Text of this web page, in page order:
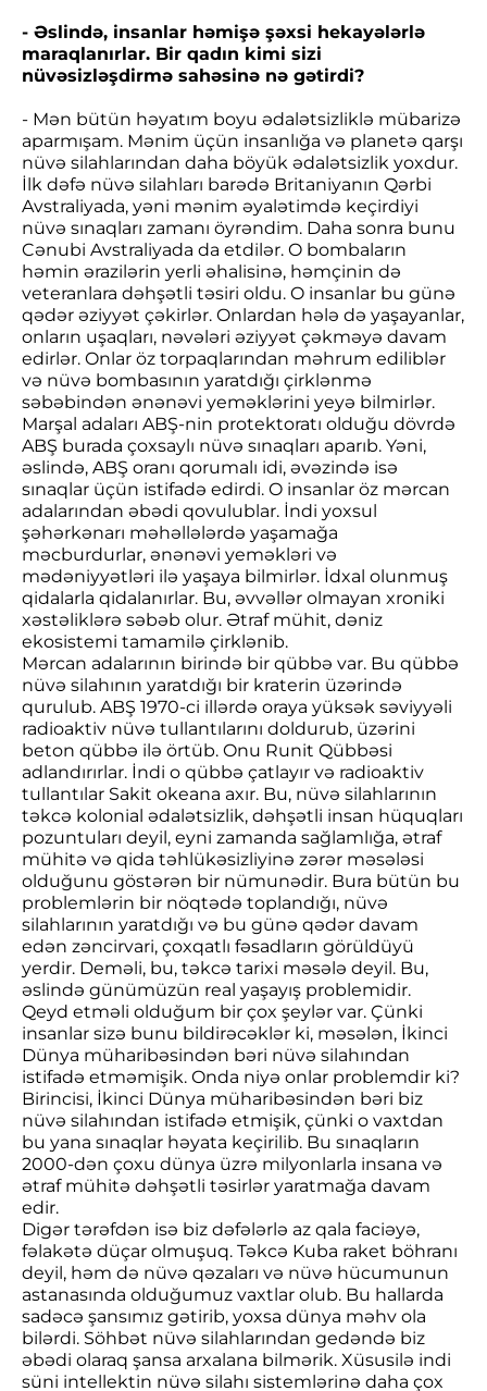
- Əslində, insanlar həmişə şəxsi hekayələrlə
maraqlanırlar. Bir qadın kimi sizi
nüvəsizləşdirmə sahəsinə nə gətirdi?
- Mən bütün həyatım boyu ədalətsizliklə mübarizə
aparmışam. Mənim üçün insanlığa və planetə qarşı
nüvə silahlarından daha böyük ədalətsizlik yoxdur.
İlk dəfə nüvə silahları barədə Britaniyanın Qərbi
Avstraliyada, yəni mənim əyalətimdə keçirdiyi
nüvə sınaqları zamanı öyrəndim. Daha sonra bunu
Cənubi Avstraliyada da etdilər. O bombaların
həmin ərazilərin yerli əhalisinə, həmçinin də
veteranlara dəhşətli təsiri oldu. O insanlar bu günə
qədər əziyyət çəkirlər. Onlardan hələ də yaşayanlar,
onların uşaqları, nəvələri əziyyət çəkməyə davam
edirlər. Onlar öz torpaqlarından məhrum ediliblər
və nüvə bombasının yaratdığı çirklənmə
səbəbindən ənənəvi yeməklərini yeyə bilmirlər.
Marşal adaları ABŞ-nin protektoratı olduğu dövrdə
ABŞ burada çoxsaylı nüvə sınaqları aparıb. Yəni,
əslində, ABŞ oranı qorumalı idi, əvəzində isə
sınaqlar üçün istifadə edirdi. O insanlar öz mərcan
adalarından əbədi qovulublar. İndi yoxsul
şəhərkənarı məhəllələrdə yaşamağa
məcburdurlar, ənənəvi yeməkləri və
mədəniyyətləri ilə yaşaya bilmirlər. İdxal olunmuş
qidalarla qidalanırlar. Bu, əvvəllər olmayan xroniki
xəstəliklərə səbəb olur. Ətraf mühit, dəniz
ekosistemi tamamilə çirklənib.
Mərcan adalarının birində bir qübbə var. Bu qübbə
nüvə silahının yaratdığı bir kraterin üzərində
qurulub. ABŞ 1970-ci illərdə oraya yüksək səviyyəli
radioaktiv nüvə tullantılarını doldurub, üzərini
beton qübbə ilə örtüb. Onu Runit Qübbəsi
adlandırırlar. İndi o qübbə çatlayır və radioaktiv
tullantılar Sakit okeana axır. Bu, nüvə silahlarının
təkcə kolonial ədalətsizlik, dəhşətli insan hüquqları
pozuntuları deyil, eyni zamanda sağlamlığa, ətraf
mühitə və qida təhlükəsizliyinə zərər məsələsi
olduğunu göstərən bir nümunədir. Bura bütün bu
problemlərin bir nöqtədə toplandığı, nüvə
silahlarının yaratdığı və bu günə qədər davam
edən zəncirvari, çoxqatlı fəsadların görüldüyü
yerdir. Deməli, bu, təkcə tarixi məsələ deyil. Bu,
əslində günümüzün real yaşayış problemidir.
Qeyd etməli olduğum bir çox şeylər var. Çünki
insanlar sizə bunu bildirəcəklər ki, məsələn, İkinci
Dünya müharibəsindən bəri nüvə silahından
istifadə etməmişik. Onda niyə onlar problemdir ki?
Birincisi, İkinci Dünya müharibəsindən bəri biz
nüvə silahından istifadə etmişik, çünki o vaxtdan
bu yana sınaqlar həyata keçirilib. Bu sınaqların
2000-dən çoxu dünya üzrə milyonlarla insana və
ətraf mühitə dəhşətli təsirlər yaratmağa davam
edir.
Digər tərəfdən isə biz dəfələrlə az qala faciəyə,
fəlakətə düçar olmuşuq. Təkcə Kuba raket böhranı
deyil, həm də nüvə qəzaları və nüvə hücumunun
astanasında olduğumuz vaxtlar olub. Bu hallarda
sadəcə şansımız gətirib, yoxsa dünya məhv ola
bilərdi. Söhbət nüvə silahlarından gedəndə biz
əbədi olaraq şansa arxalana bilmərik. Xüsusilə indi
süni intellektin nüvə silahı sistemlərinə daha çox